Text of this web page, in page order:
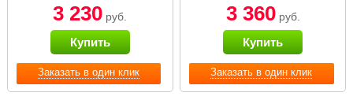
Заказать в один клик
3 230 руб.
Купить
Заказать в один клик
3 360руб.
Купить